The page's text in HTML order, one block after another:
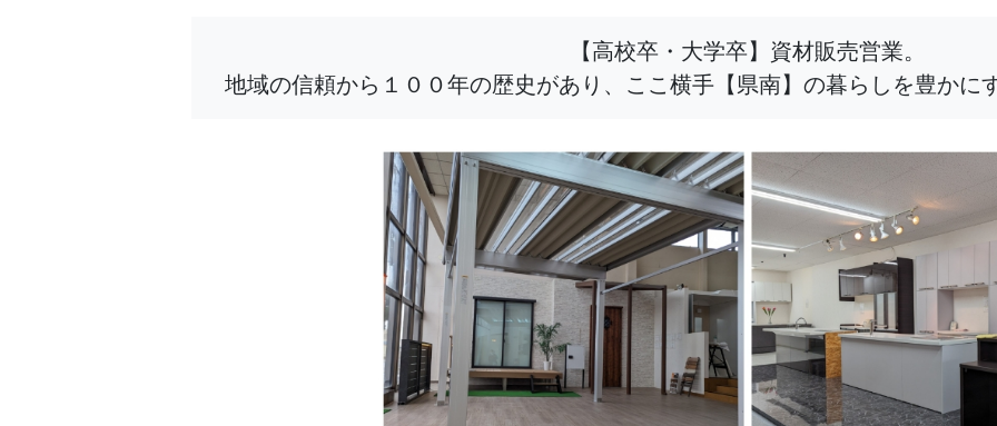
【高校卒・大学卒】資材販売営業。
地域の信頼から１００年の歴史があり、ここ横手【県南】の暮らしを豊かに